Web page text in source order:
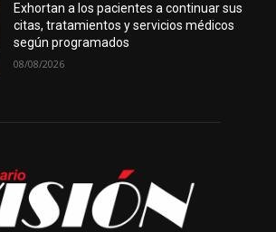
Exhortan a los pacientes a continuar sus
citas, tratamientos y servicios médicos
según programados
08/08/2026